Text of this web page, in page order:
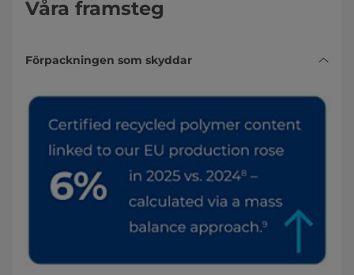
Våra framsteg
Förpackningen som skyddar